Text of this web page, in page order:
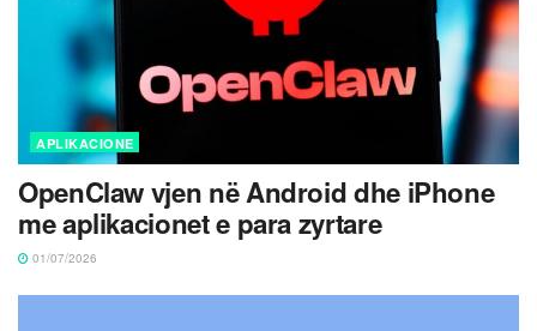
APLIKACIONE
OpenClaw vjen në Android dhe iPhone
me aplikacionet e para zyrtare
01/07/2026